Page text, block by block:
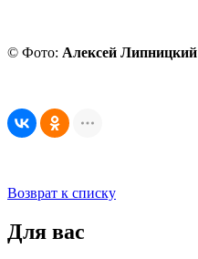
© Фото: Алексей Липницкий
Возврат к списку
Для вас